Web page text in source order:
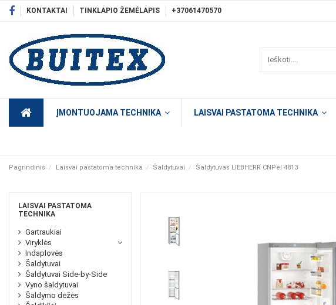
KONTAKTAI TINKLAPIO ŽEMĖLAPIS +37061470570
ĮMONTUOJAMA TECHNIKA LAISVAI PASTATOMA TECHNIKA
Pagrindinis Laisvai pastatoma technika Šaldytuvai Šaldytuvas LIEBHERR CNPel 4813
LAISVAI PASTATOMA
TECHNIKA
Gartraukiai
Viryklės
Indaplovės
Šaldytuvai
Šaldytuvai Side-by-Side
Vyno šaldytuvai
Šaldymo dėžės